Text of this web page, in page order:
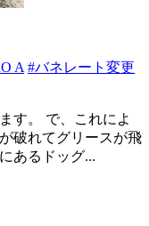
A #バネレート変更
す。 で、これによ
破れてグリースが飛
あるドッグ...